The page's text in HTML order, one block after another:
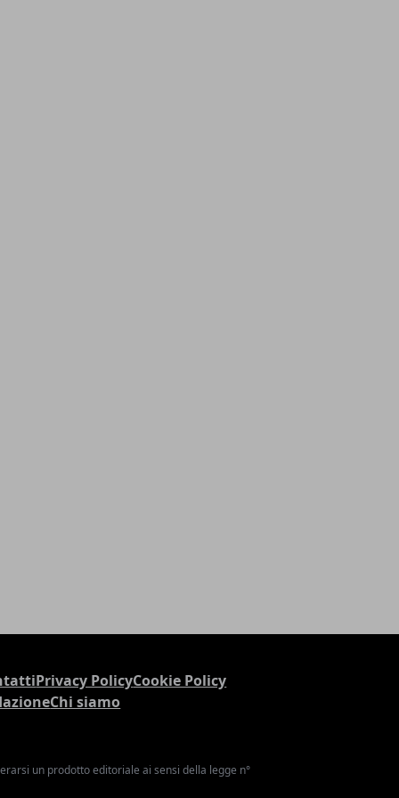
Privacy PolicyCookie Policy
Chi siamo
un prodotto editoriale ai sensi della legge n°